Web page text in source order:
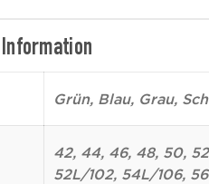
Grün, Blau, Grau,
42, 44, 46, 48, 50,
52L/102, 54L/106,